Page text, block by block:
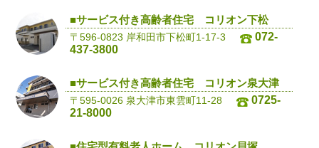
■サービス付き高齢者住宅 コリオン下松
〒596-0823 岸和田市下松町1-17-3
072-
437-3800
■サービス付き高齢者住宅 コリオン泉大津
〒595-0026 泉大津市東雲町11-28
0725-
21-8000